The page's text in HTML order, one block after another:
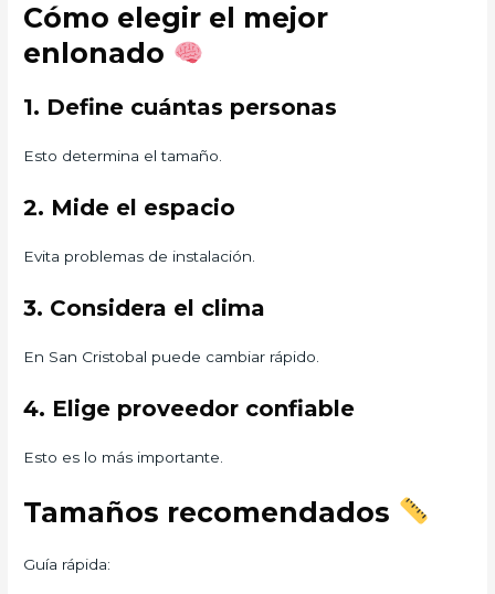
Cómo elegir el mejor
enlonado
1. Define cuántas personas
Esto determina el tamaño.
2. Mide el espacio
Evita problemas de instalación.
3. Considera el clima
En San Cristobal puede cambiar rápido.
4. Elige proveedor confiable
Esto es lo más importante.
Tamaños recomendados
Guía rápida: